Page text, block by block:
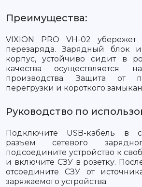
Преимущества:
VIXION PRO VH-02
перезаряда. Зарядный блок
корпус, устойчиво сидит в
качества осуществляется
производства. Защита от
перегрузки и короткого
Руководство по
Подключите USB-кабель в
разъем сетевого
подсоедините устройство к
и включите СЗУ в розетку.
отсоедините СЗУ от
заряжаемого устройства.